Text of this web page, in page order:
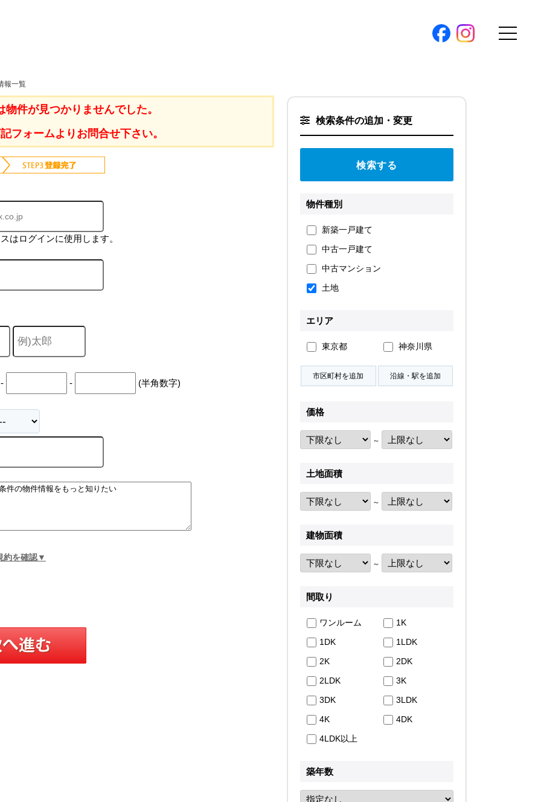
渋谷オフィス（本社）
スミカグループ新卒採用
地図から探す
学区から探す
町名から探す
お気に入り物件
物件閲覧履歴
検索履歴
報一覧
件が見つかりませんでした。
フォームよりお問合せ下さい。
はログインに使用します。
- (半角数字)
約を確認▼
検索条件の追加・変更
物件種別
新築一戸建て
中古一戸建て
中古マンション
土地
エリア
東京都 神奈川県
価格
～
土地面積
～
建物面積
～
間取り
ワンルーム
1K
1DK
1LDK
2K
2DK
2LDK
3K
3DK
3LDK
4K
4DK
4LDK以上
築年数